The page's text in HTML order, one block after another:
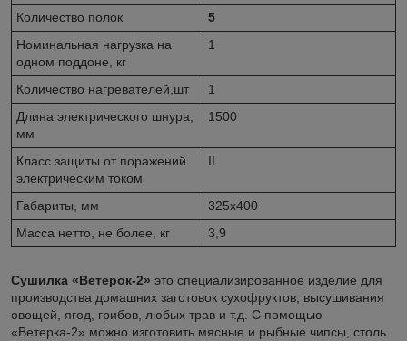
Количество полок
5
Номинальная нагрузка на
одном поддоне, кг
1
Количество нагревателей,шт
1
Длина электрического шнура,
мм
1500
Класс защиты от поражений
электрическим током
II
Габариты, мм
325х400
Масса нетто, не более, кг
3,9
Сушилка «Ветерок-2» это специализированное изделие для
производства домашних заготовок сухофруктов, высушивания
овощей, ягод, грибов, любых трав и т.д. С помощью
«Ветерка-2» можно изготовить мясные и рыбные чипсы, столь